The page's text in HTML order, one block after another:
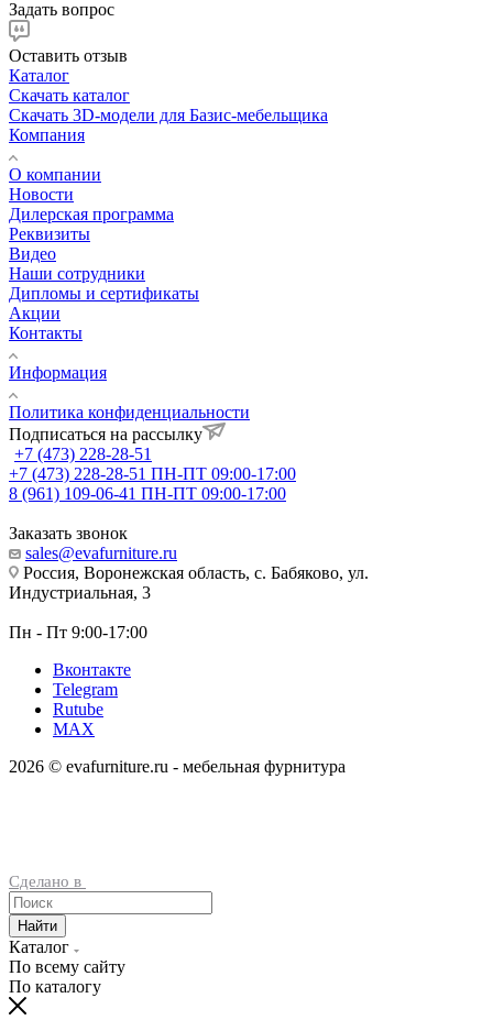
Задать вопрос
Оставить отзыв
Каталог
Скачать каталог
Скачать 3D-модели для Базис-мебельщика
Компания
О компании
Новости
Дилерская программа
Реквизиты
Видео
Наши сотрудники
Дипломы и сертификаты
Акции
Контакты
Информация
Политика конфиденциальности
Подписаться на рассылку
+7 (473) 228-28-51
+7 (473) 228-28-51 ПН-ПТ 09:00-17:00
8 (961) 109-06-41 ПН-ПТ 09:00-17:00
Заказать звонок
sales@evafurniture.ru
Россия, Воронежская область, с. Бабяково, ул.
Индустриальная, 3
Пн - Пт 9:00-17:00
Вконтакте
Telegram
Rutube
MAX
2026 © evafurniture.ru - мебельная фурнитура
Сделано в
Найти
Каталог
По всему сайту
По каталогу